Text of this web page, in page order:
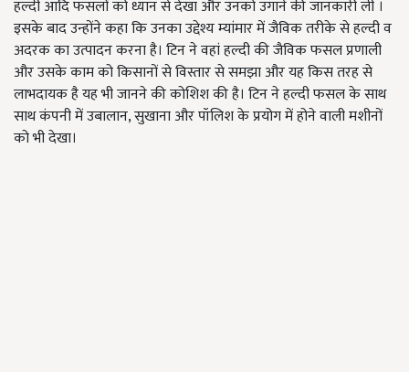
हल्दी आदि फसलों को ध्यान से देखा और उनको उगाने की जानकारी ली ।
इसके बाद उन्होंने कहा कि उनका उद्देश्य म्यांमार में जैविक तरीके से हल्दी व
अदरक का उत्पादन करना है। टिन ने वहां हल्दी की जैविक फसल प्रणाली
और उसके काम को किसानों से विस्तार से समझा और यह किस तरह से
लाभदायक है यह भी जानने की कोशिश की है। टिन ने हल्दी फसल के साथ
साथ कंपनी में उबालान, सुखाना और पॉलिश के प्रयोग में होने वाली मशीनों
को भी देखा।